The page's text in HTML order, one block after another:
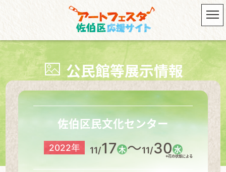
公民館等展示情報
佐伯区民文化センター
2022年 11/17 木～11/30 水
※花の状態による